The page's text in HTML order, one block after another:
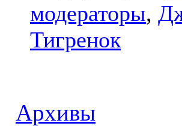
модераторы,
Тигренок
Архивы